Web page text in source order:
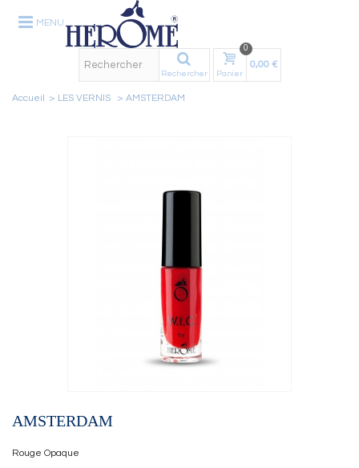
MENU
Rechercher Panier
0
0,00 €
Accueil > LES VERNIS > AMSTERDAM
AMSTERDAM
Rouge Opaque